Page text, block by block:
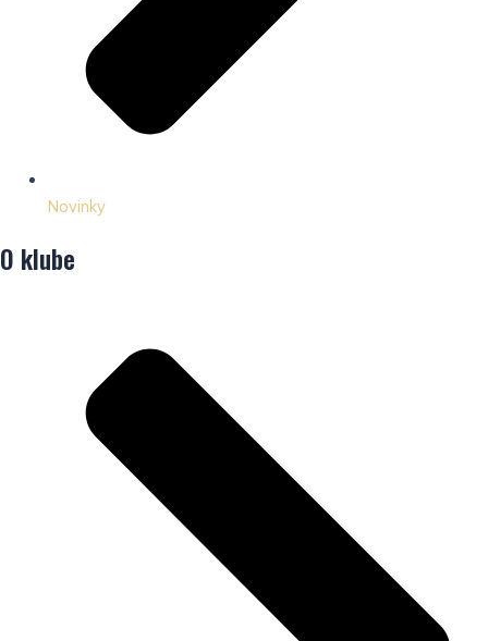
Novinky
O klube